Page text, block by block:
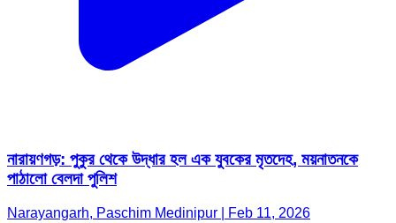
নারায়ণগড়: পুকুর থেকে উদ্ধার হল এক যুবকের মৃতদেহ, ময়নাতনকে
পাঠালো বেলদা পুলিশ
Narayangarh, Paschim Medinipur | Feb 11, 2026